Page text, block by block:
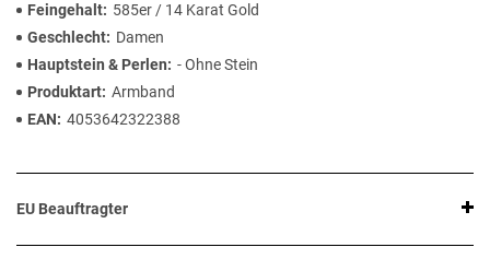
Feingehalt
585er / 14 Karat Gold
Geschlecht
Damen
Hauptstein & Perlen
- Ohne Stein
Produktart Armband
EAN
4053642322388
EU Beauftragter